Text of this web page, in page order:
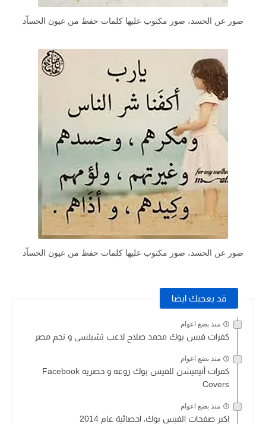
صور عن الحسد، صور مكتوب عليها كلمات حفظ من عيون الحساّد
صور عن الحسد، صور مكتوب عليها كلمات حفظ من عيون الحساّد
قد يعجبك ايضا
منذ بضع اعوام
كفرات فيس بوك محمد صلاح لاعب تشيلسى و نجم مصر
منذ بضع اعوام
كفرات أنيميشن للفيس بوك روعه و حصريه Facebook
Covers
منذ بضع اعوام
اكبر صفحات الفيس بوك، احصائية عام 2014